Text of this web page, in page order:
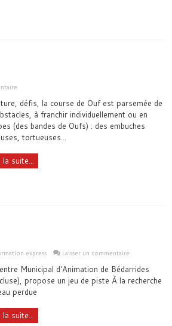
défis, la course de Ouf est parsemée de
à franchir individuellement ou en
(des bandes de Oufs) : des embuches
tortueuses...
la suite...
express Laisser un commentaire
Municipal d'Animation de Bédarrides
propose un jeu de piste À la recherche
perdue
la suite...